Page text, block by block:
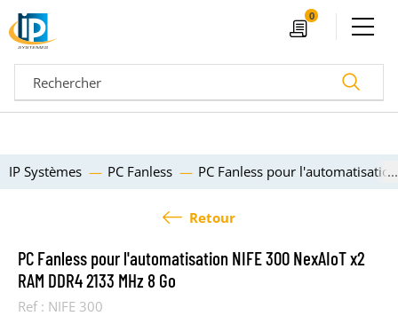
0
Devis Ouvrir le menu
IP Systèmes PC Fanless PC Fanless pour
Retour
PC Fanless pour l'automatisation NIFE 300 NexAIoT x2
RAM DDR4 2133 MHz 8 Go
Ref : NIFE 300